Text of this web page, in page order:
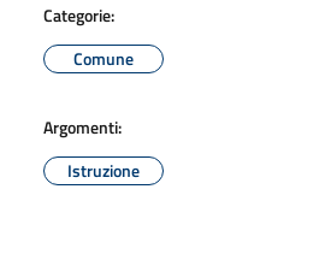
Categorie:
Comune
Argomenti:
Istruzione